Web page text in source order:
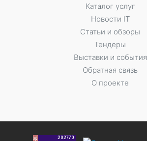
Каталог услуг
Новости IT
Статьи и обзоры
Тендеры
Выставки и события
Обратная связь
О проекте